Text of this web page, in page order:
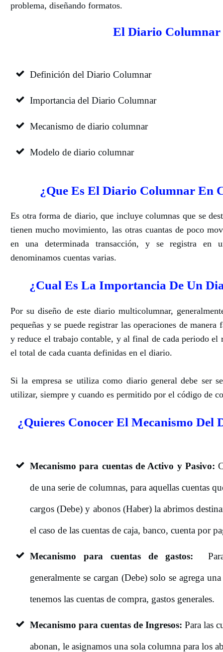
problema, diseñando formatos.
El Diario Columnar
Definición del Diario Columnar
Importancia del Diario Columnar
Mecanismo de diario columnar
Modelo de diario columnar
¿Que Es El Diario Columnar En
Es otra forma de diario, que incluye columnas que se
tienen mucho movimiento, las otras cuantas de poco
en una determinada transacción, y se registra en
denominamos cuentas varias.
¿Cual Es La Importancia De Un
Por su diseño de este diario multicolumnar,
pequeñas y se puede registrar las operaciones de
y reduce el trabajo contable, y al final de cada periodo el
el total de cada cuanta definidas en el diario.
Si la empresa se utiliza como diario general debe ser
utilizar, siempre y cuando es permitido por el código de
¿Quieres Conocer El Mecanismo Del
Mecanismo para cuentas de Activo y Pasivo:
de una serie de columnas, para aquellas cuentas
cargos (Debe) y abonos (Haber) la abrimos
el caso de las cuentas de caja, banco, cuenta por
Mecanismo para cuentas de gastos:
generalmente se cargan (Debe) solo se agrega
tenemos las cuentas de compra, gastos generales.
Mecanismo para cuentas de Ingresos: Para las
abonan, le asignamos una sola columna para los